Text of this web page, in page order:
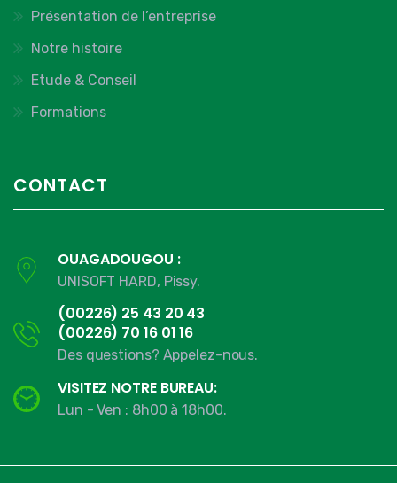
Présentation de l’entreprise
Notre histoire
Etude & Conseil
Formations
CONTACT
OUAGADOUGOU :
UNISOFT HARD, Pissy.
(00226) 25 43 20 43
(00226) 70 16 01 16
Des questions? Appelez-nous.
VISITEZ NOTRE BUREAU:
Lun - Ven : 8h00 à 18h00.